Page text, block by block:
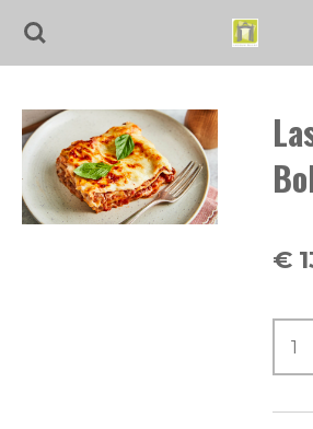
Ga
de
hoofdinhoud
€